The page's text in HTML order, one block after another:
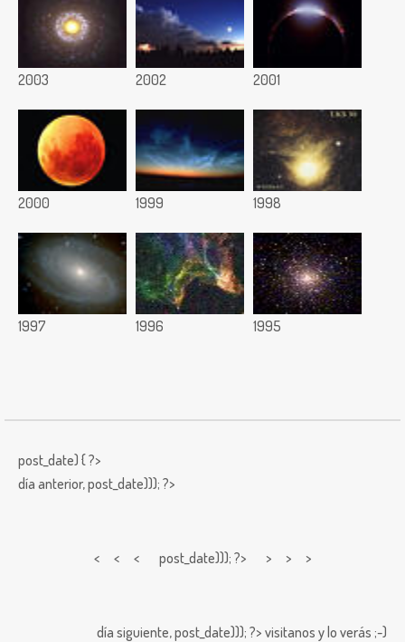
2003 2002 2001
2000 1999 1998
1997 1996 1995
post_date) { ?>
día anterior,post_date))); ?>
< < < post_date))); ?> > > >
día siguiente,post_date))); ?> visitanos y lo verás ;-)